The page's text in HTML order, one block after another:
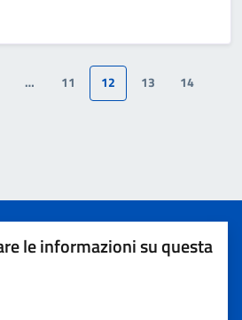
… 11 12 13
14
le informazioni su questa